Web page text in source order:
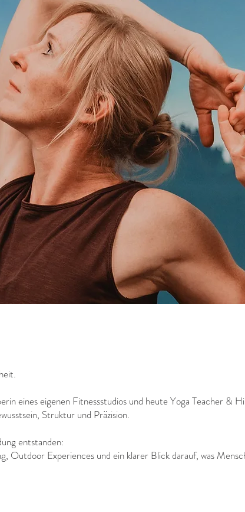
eines eigenen Fitnessstudios und heute Yoga Teacher &
Struktur und Präzision.
entstanden:
Outdoor Experiences und ein klarer Blick darauf, was